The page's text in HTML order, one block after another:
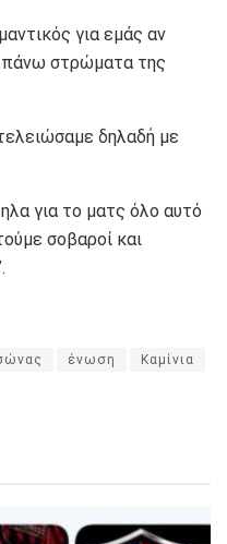
για εμάς αν
πάνω στρώματα της
δηλαδή με
για το ματς όλο αυτό
σοβαροί και
ένωση Καμίνια